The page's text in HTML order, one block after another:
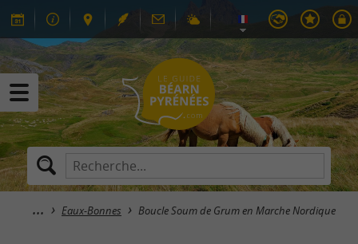
Eaux-Bonnes Boucle Soum de Grum en Marche Nordique